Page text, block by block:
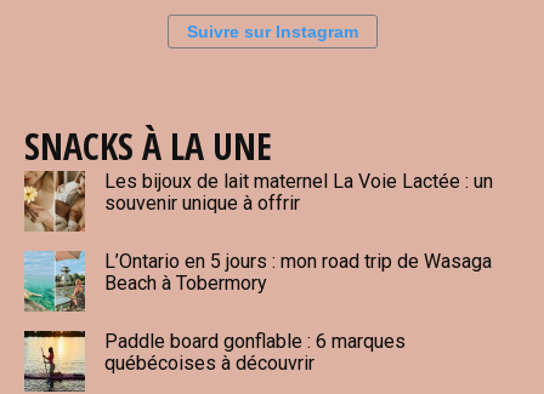
Suivre sur Instagram
SNACKS À LA UNE
Les bijoux de lait maternel La Voie Lactée : un
souvenir unique à offrir
L’Ontario en 5 jours : mon road trip de Wasaga
Beach à Tobermory
Paddle board gonflable : 6 marques
québécoises à découvrir